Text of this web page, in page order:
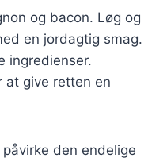
og bacon. Løg og
en jordagtig smag.
ingredienser.
at give retten en
den endelige